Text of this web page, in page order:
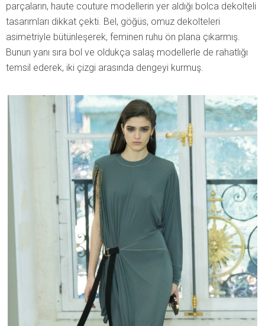
parçaların, haute couture modellerin yer aldığı bolca dekolteli
tasarımları dikkat çekti. Bel, göğüs, omuz dekolteleri
asimetriyle bütünleşerek, feminen ruhu ön plana çıkarmış.
Bunun yanı sıra bol ve oldukça salaş modellerle de rahatlığı
temsil ederek, iki çizgi arasında dengeyi kurmuş.